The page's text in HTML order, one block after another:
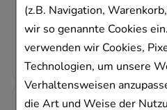
(z.B. Navigation,
wir so genannte Cookies
verwenden wir Cookies,
Technologien, um unsere
Verhaltensweisen
die Art und Weise der
11,80 €¹
983,33 €pro 1 l
-35%